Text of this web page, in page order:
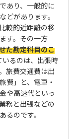
あり、一般的に
どがあります。
較的近距離の移
す。その一方
た勘定科目のこ
いるのは、出張時
旅費交通費は出
費」と、電車・
や高速代といっ
務と出張などの
るのです。